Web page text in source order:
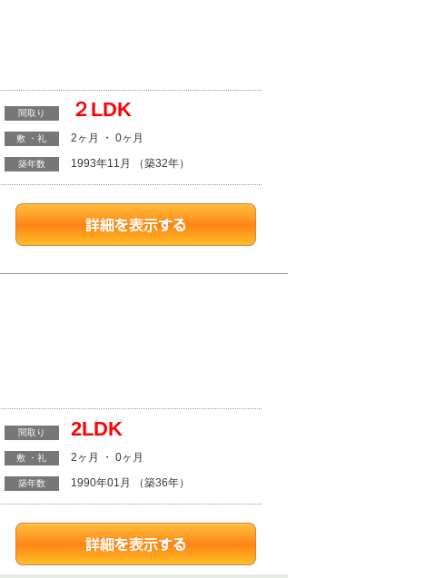
間取り ２LDK
敷 ・礼 2ヶ月 ・ 0ヶ月
築年数 1993年11月 （築32年）
間取り 2LDK
敷 ・礼 2ヶ月 ・ 0ヶ月
築年数 1990年01月 （築36年）